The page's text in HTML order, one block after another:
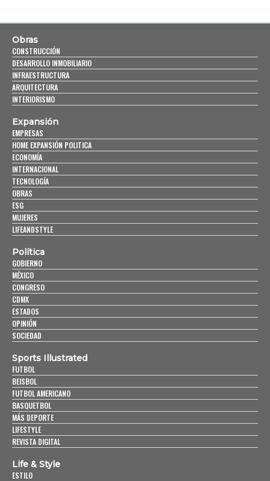
Obras
CONSTRUCCIÓN
DESARROLLO INMOBILIARIO
INFRAESTRUCTURA
ARQUITECTURA
INTERIORISMO
Expansión
EMPRESAS
HOME EXPANSIÓN POLITICA
ECONOMÍA
INTERNACIONAL
TECNOLOGÍA
OBRAS
ESG
MUJERES
LIFEANDSTYLE
Política
GOBIERNO
MÉXICO
CONGRESO
CDMX
ESTADOS
OPINIÓN
SOCIEDAD
Sports Illustrated
FUTBOL
BEISBOL
FUTBOL AMERICANO
BASQUETBOL
MÁS DEPORTE
LIFESTYLE
REVISTA DIGITAL
Life & Style
ESTILO